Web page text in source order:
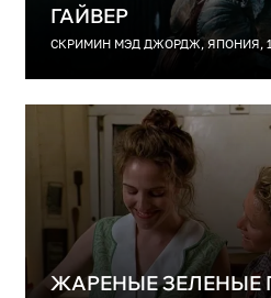
ГАЙВЕР
СКРИМИН МЭД ДЖОРДЖ, ЯПОНИЯ,
ЖАРЕНЫЕ